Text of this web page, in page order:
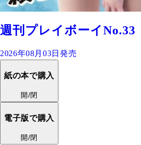
週刊プレイボーイNo.33
2026年08月03日発売
紙の本で購入
開/閉
電子版で購入
開/閉